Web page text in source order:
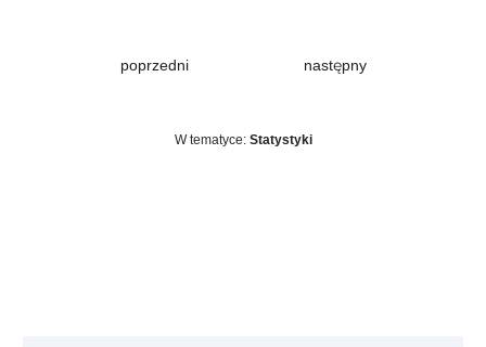
poprzedni następny
W tematyce: Statystyki